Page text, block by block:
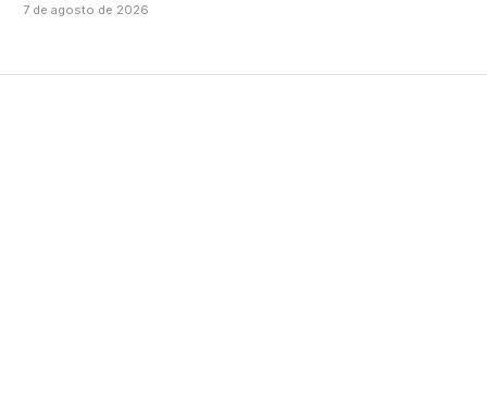
7 de agosto de 2026